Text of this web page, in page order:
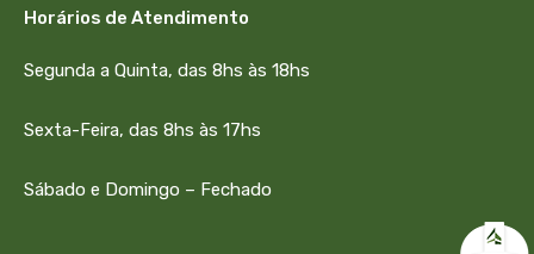
Horários de Atendimento
Segunda a Quinta, das 8hs às 18hs
Sexta-Feira, das 8hs às 17hs
Sábado e Domingo – Fechado